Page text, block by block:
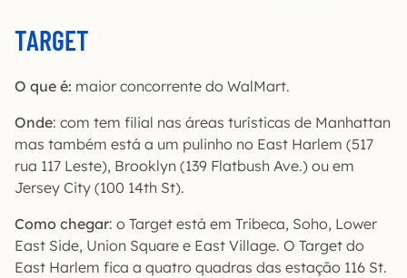
TARGET
O que é: maior concorrente do WalMart.
Onde: com tem filial nas áreas turísticas de Manhattan
mas também está a um pulinho no East Harlem (517
rua 117 Leste), Brooklyn (139 Flatbush Ave.) ou em
Jersey City (100 14th St).
Como chegar: o Target está em Tribeca, Soho, Lower
East Side, Union Square e East Village. O Target do
East Harlem fica a quatro quadras das estação 116 St.